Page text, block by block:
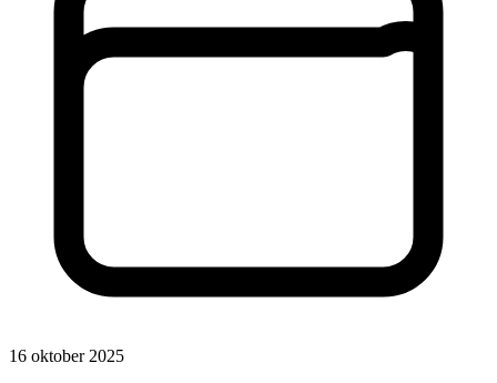
16 oktober 2025